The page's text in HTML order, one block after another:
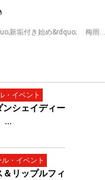
新垢付き始め&rdquo; 梅雨…
・イベント
シェイディー
…
・イベント
リップルフィ